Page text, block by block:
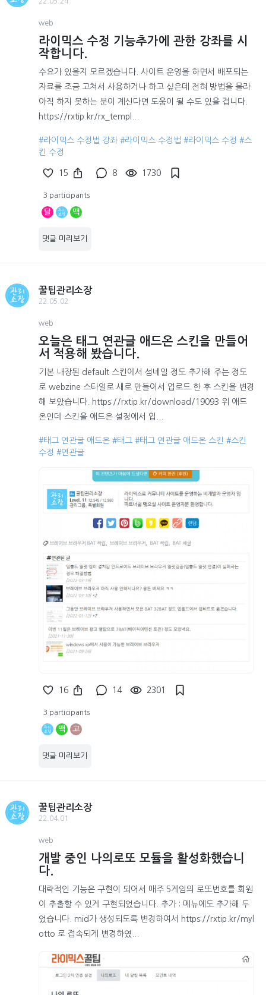
web
라이믹스 수정 기능추가에 관한 강좌를 시
작합니다.
수요가 있을지 모르겠습니다. 사이트 운영을 하면서 배포되는
자료를 조금 고쳐서 사용하거나 하고 싶은데 전혀 방법을 몰라
아직 하지 못하는 분이 계신다면 도움이 될 수도 있을 겁니다.
https://rxtip.kr/rx_templ...
#라이믹스 수정법 강좌 #라이믹스 수정법 #라이믹스 수정 #스
킨 수정
15 8 1730
3 participants
달 맥
댓글 미리보기
꿀팁관리소장
22.05.02
web
오늘은 태그 연관글 애드온 스킨을 만들어
서 적용해 봤습니다.
기본 내장된 default 스킨에서 섬네일 정도 추가해 주는 정도
로 webzine 스타일로 새로 만들어서 업로드 한 후 스킨을 변경
해 보았습니다. https://rxtip.kr/download/19093 위 애드
온인데 스킨을 애드온 설정에서 입...
#태그 연관글 애드온 #태그 #태그 연관글 애드온 스킨
#스킨
수정 #연관글
16 14 2301
3 participants
맥 고
댓글 미리보기
꿀팁관리소장
22.04.01
web
개발 중인 나의로또 모듈을 활성화했습니
다.
대략적인 기능은 구현이 되어서 매주 5게임의 로또번호를 회원
이 추출할 수 있게 구현되었습니다. 추가 : 메뉴에도 추가해 두
었습니다. mid가 생성되도록 변경하여서 https://rxtip.kr/myl
otto 로 접속되게 변경하였...